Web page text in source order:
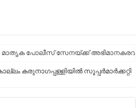
പോലീസ് സേനയ്ക്ക്
ക​രു​നാ​ഗ​പ്പ​ള്ളി​യി​ല്‍ സൂ​പ്പ​ര്‍​മാ​ര്‍​ക്ക​റ്റി​